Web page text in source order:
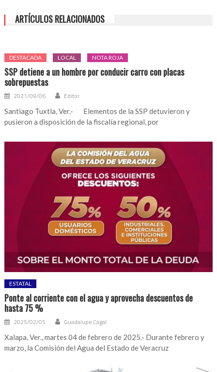
ARTÍCULOS RELACIONADOS
DESTACADA LOCAL NOTA ROJA
SSP detiene a un hombre por conducir carro con placas
sobrepuestas
2021/09/06 Editor
Santiago Tuxtla, Ver.- Elementos de la SSP detuvieron y
pusieron a disposición de la fiscalía regional, por
ESTATAL
Ponte al corriente con el agua y aprovecha descuentos de
hasta 75 %
2025/02/05 Guadalupe Cagal
Xalapa, Ver., martes 04 de febrero de 2025.- Durante febrero y
marzo, la Comisión del Agua del Estado de Veracruz